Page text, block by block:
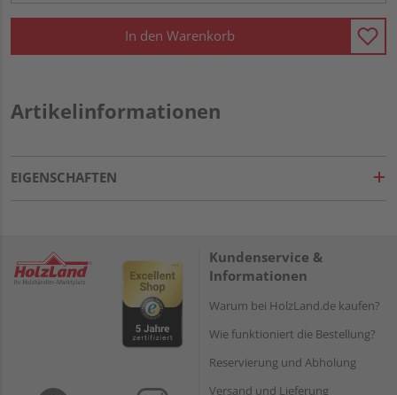
In den Warenkorb
Artikelinformationen
EIGENSCHAFTEN
Kundenservice &
Informationen
Warum bei HolzLand.de kaufen?
Wie funktioniert die Bestellung?
Reservierung und Abholung
Versand und Lieferung